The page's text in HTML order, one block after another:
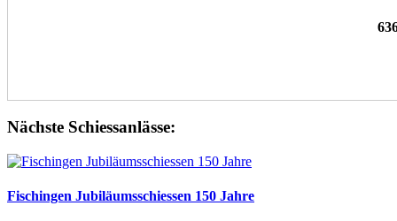
Nächste Schiessanlässe:
Fischingen Jubiläumsschiessen 150 Jahre